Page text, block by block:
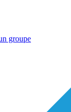
groupe